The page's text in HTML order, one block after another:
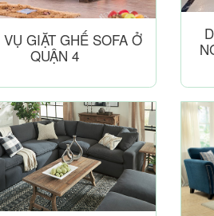
GIẶT GHẾ SOFA Ở
QUẬN 4